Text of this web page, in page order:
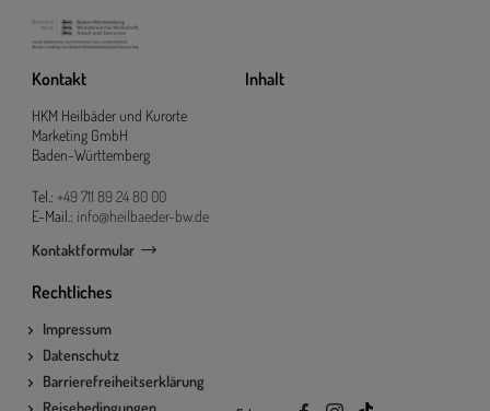
Kontakt
HKM Heilbäder und Kurorte
Marketing GmbH
Baden-Württemberg
Tel.: +49 711 89 24 80 00
E-Mail.: info@heilbaeder-bw.de
Kontaktformular
Inhalt
Rechtliches
Impressum
Datenschutz
Barrierefreiheitserklärung
Reisebedingungen